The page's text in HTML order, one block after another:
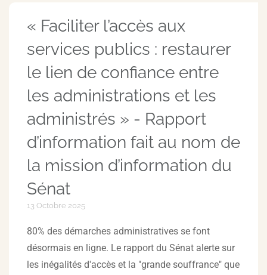
« Faciliter l’accès aux
services publics : restaurer
le lien de confiance entre
les administrations et les
administrés » - Rapport
d’information fait au nom de
la mission d’information du
Sénat
13 Octobre 2025
80% des démarches administratives se font
désormais en ligne. Le rapport du Sénat alerte sur
les inégalités d'accès et la "grande souffrance" que